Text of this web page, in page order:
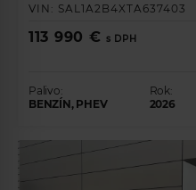
VIN: SAL1A2B4XTA637403
113 990 € s DPH
Palivo:
BENZÍN, PHEV
Rok:
2026